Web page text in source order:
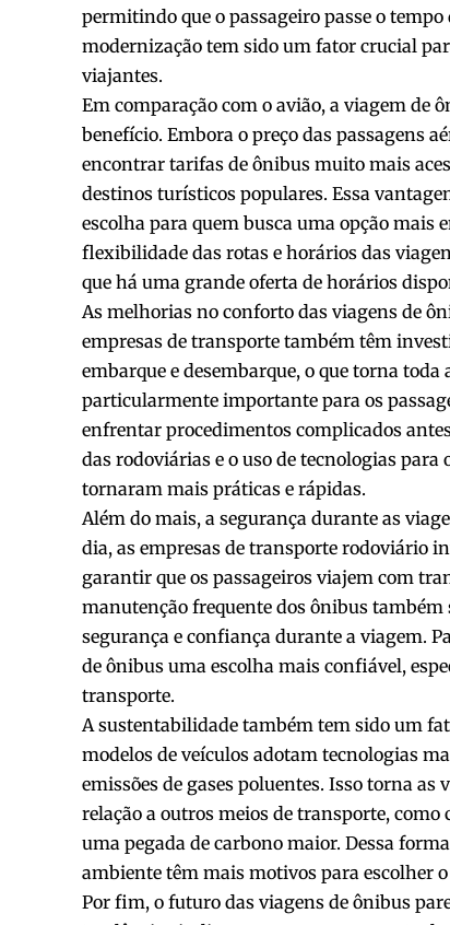
permitindo que o passageiro passe o
modernização tem sido um fator crucial
viajantes.
Em comparação com o avião, a viagem de
benefício. Embora o preço das passagens
encontrar tarifas de ônibus muito mais
destinos turísticos populares. Essa
escolha para quem busca uma opção mais
flexibilidade das rotas e horários das
que há uma grande oferta de horários
As melhorias no conforto das viagens de
empresas de transporte também têm
embarque e desembarque, o que torna
particularmente importante para os
enfrentar procedimentos complicados
das rodoviárias e o uso de tecnologias
tornaram mais práticas e rápidas.
Além do mais, a segurança durante as
dia, as empresas de transporte rodoviário
garantir que os passageiros viajem com
manutenção frequente dos ônibus também
segurança e confiança durante a viagem.
de ônibus uma escolha mais confiável,
transporte.
A sustentabilidade também tem sido um
modelos de veículos adotam tecnologias
emissões de gases poluentes. Isso torna
relação a outros meios de transporte,
uma pegada de carbono maior. Dessa
ambiente têm mais motivos para escolher
Por fim, o futuro das viagens de ônibus